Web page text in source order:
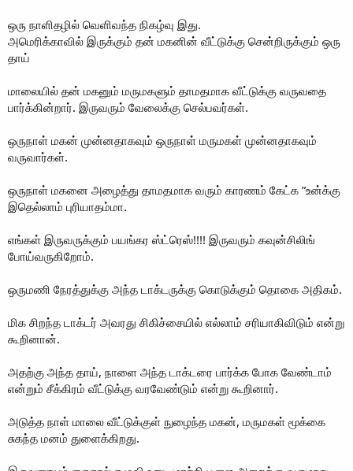
ஒரு நாளிதழில் வெளிவந்த நிகழ்வு இது.
அமெரிக்காவில் இருக்கும் தன் மகனின் வீட்டுக்கு சென்றிருக்கும் ஒரு
தாய்
மாலையில் தன் மகனும் மருமகளும் தாமதமாக வீட்டுக்கு வருவதை
பார்க்கின்றார். இருவரும் வேலைக்கு செல்பவர்கள்.
ஒருநாள் மகன் முன்னதாகவும் ஒருநாள் மருமகள் முன்னதாகவும்
வருவார்கள்.
ஒருநாள் மகனை அழைத்து தாமதமாக வரும் காரணம் கேட்க ”உன்க்கு
இதெல்லாம் புரியாதம்மா.
எங்கள் இருவருக்கும் பயங்கர ஸ்ட்ரெஸ்!!!! இருவரும் கவுன்சிலிங்
போய்வருகிறோம்.
ஒருமணி நேரத்துக்கு அந்த டாக்டருக்கு கொடுக்கும் தொகை அதிகம்.
மிக சிறந்த டாக்டர் அவரது சிகிச்சையில் எல்லாம் சரியாகிவிடும் என்று
கூறினான்.
அதற்கு அந்த தாய், நாளை அந்த டாக்டரை பார்க்க போக வேண்டாம்
என்றும் சீக்கிரம் வீட்டுக்கு வரவேண்டும் என்று கூறினார்.
அடுத்த நாள் மாலை வீட்டுக்குள் நுழைந்த மகன், மருமகள் மூக்கை
சுகந்த மனம் துளைக்கிறது.